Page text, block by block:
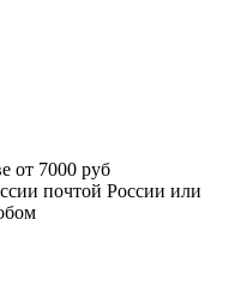
от 7000 руб
почтой России или